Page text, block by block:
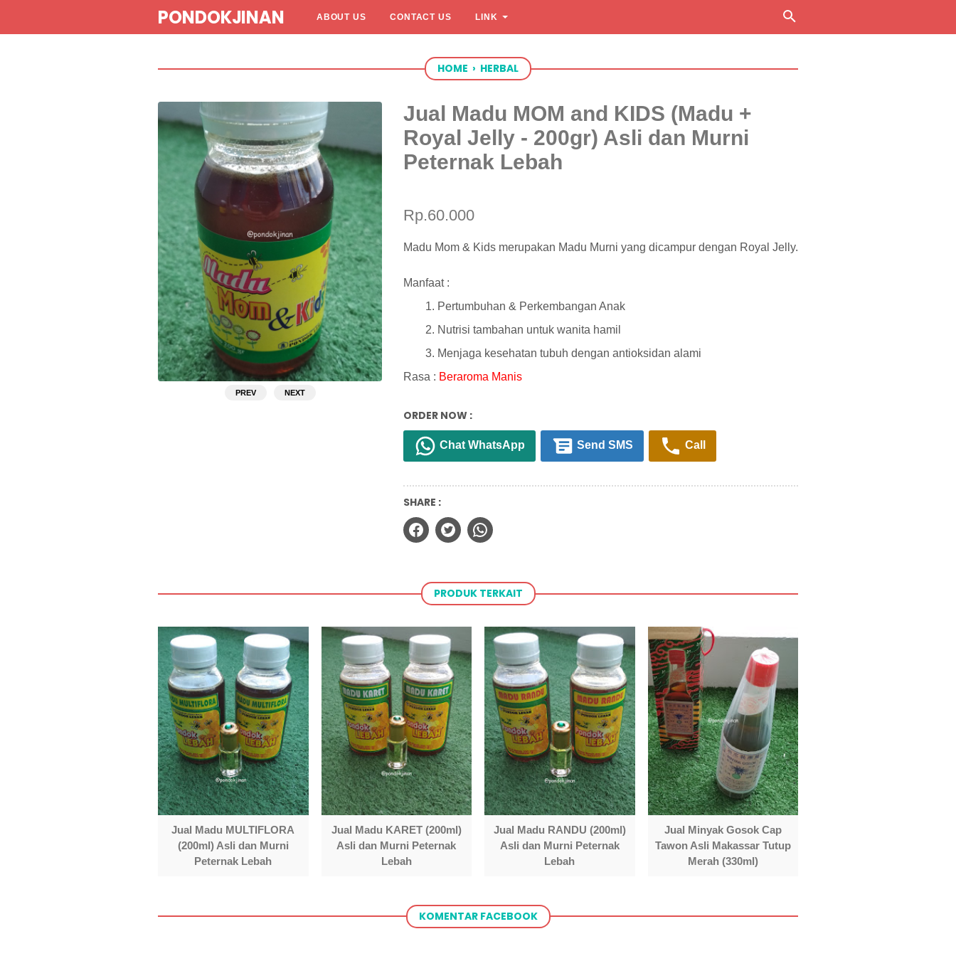
PONDOKJINAN ABOUT US CONTACT US LINK
HOME › HERBAL
Jual Madu MOM and KIDS (Madu +
Royal Jelly - 200gr) Asli dan Murni
Peternak Lebah
PREV NEXT
Rp.60.000
Madu Mom & Kids merupakan Madu Murni yang dicampur dengan Royal Jelly.
Manfaat :
Pertumbuhan & Perkembangan Anak
Nutrisi tambahan untuk wanita hamil
Menjaga kesehatan tubuh dengan antioksidan alami
Rasa : Beraroma Manis
ORDER NOW :
Chat WhatsApp Send SMS Call
SHARE :
Jual Madu MULTIFLORA
(200ml) Asli dan Murni
Peternak Lebah
Jual Madu KARET (200ml)
Asli dan Murni Peternak
Lebah
Jual Madu RANDU (200ml)
Asli dan Murni Peternak
Lebah
Jual Minyak Gosok Cap
Tawon Asli Makassar Tutup
Merah (330ml)
KOMENTAR FACEBOOK